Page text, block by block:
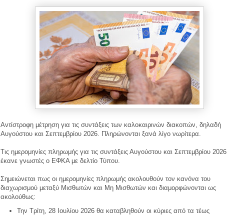
Αντίστροφη μέτρηση για τις συντάξεις των καλοκαιρινών διακοπών, δηλαδή
Αυγούστου και Σεπτεμβρίου 2026. Πληρώνονται ξανά λίγο νωρίτερα.
Τις ημερομηνίες πληρωμής για τις συντάξεις Αυγούστου και Σεπτεμβρίου 2026
έκανε γνωστές ο ΕΦΚΑ με δελτίο Τύπου.
Σημειώνεται πως οι ημερομηνίες πληρωμής ακολουθούν τον κανόνα του
διαχωρισμού μεταξύ Μισθωτών και Μη Μισθωτών και διαμορφώνονται ως
ακολούθως:
Την Τρίτη, 28 Ιουλίου 2026 θα καταβληθούν οι κύριες από τα τέως